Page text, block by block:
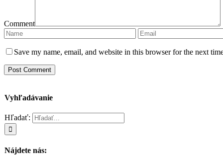
Comment
Save my name, email, and website in this browser for the next
Vyhľadávanie
Hľadať:
Nájdete nás: